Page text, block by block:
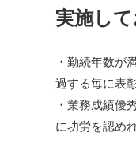
実施して
・勤続年数が
過する毎に表彰
・業務成績優
に功労を認め